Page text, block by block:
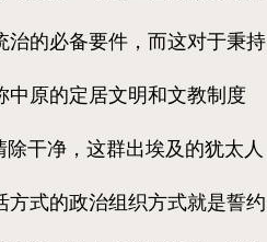
的必备要件，而这对于秉持
原的定居文明和文教制度
干净，这群出埃及的犹太人
式的政治组织方式就是誓约